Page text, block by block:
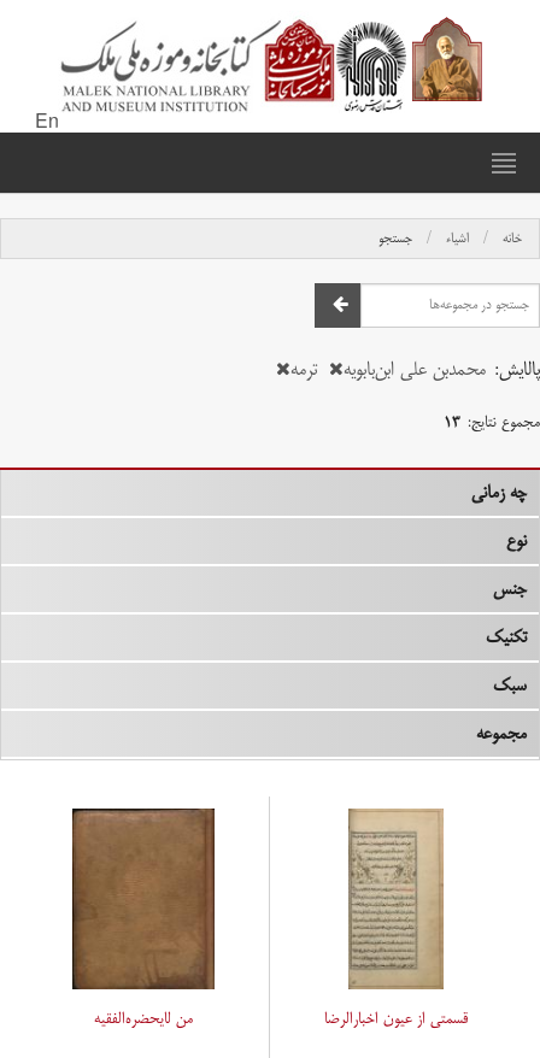
En
خانه اشیاء جستجو
پالایش: محمدبن علی ابن‌بابویه ترمه
مجموع نتایج: ۱۳
چه زمانی
نوع
جنس
تکنیک
سبک
مجموعه
قسمتی از عیون اخبارالرضا من لایحضره‌الفقیه